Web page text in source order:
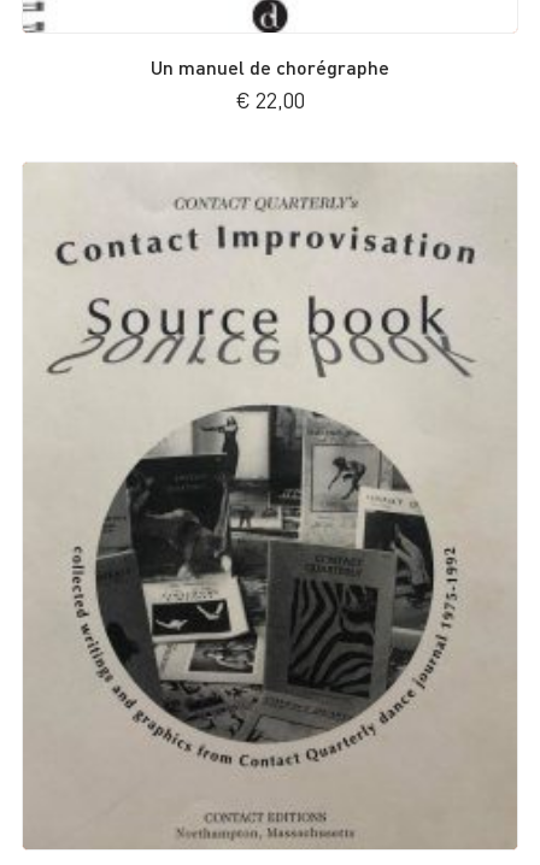
Un manuel de chorégraphe
€ 22,00